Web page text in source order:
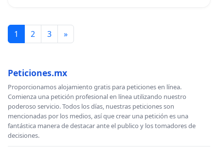
1 2 3 »
Peticiones.mx
Proporcionamos alojamiento gratis para peticiones en línea.
Comienza una petición profesional en línea utilizando nuestro
poderoso servicio. Todos los días, nuestras peticiones son
mencionadas por los medios, así que crear una petición es una
fantástica manera de destacar ante el publico y los tomadores de
decisiones.